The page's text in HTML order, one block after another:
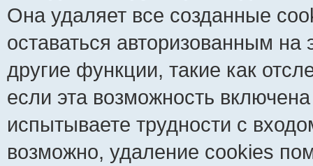
Она удаляет все созданные
оставаться авторизованным
другие функции, такие как
если эта возможность
испытываете трудности с
возможно, удаление cookies